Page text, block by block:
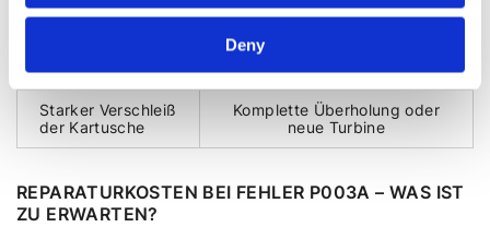
Deny
Positionssensors
Vakuumleitungen
Austausch der Leitungen
gegen neue Teile
Starker Verschleiß
der Kartusche
Komplette Überholung oder
neue Turbine
REPARATURKOSTEN BEI FEHLER P003A – WAS IST
ZU ERWARTEN?